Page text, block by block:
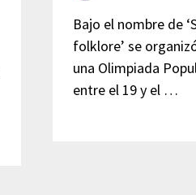
Bajo el nombre de
folklore’ se
una Olimpiada
entre el 19 y el …